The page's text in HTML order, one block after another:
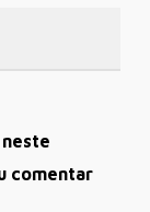
comentar